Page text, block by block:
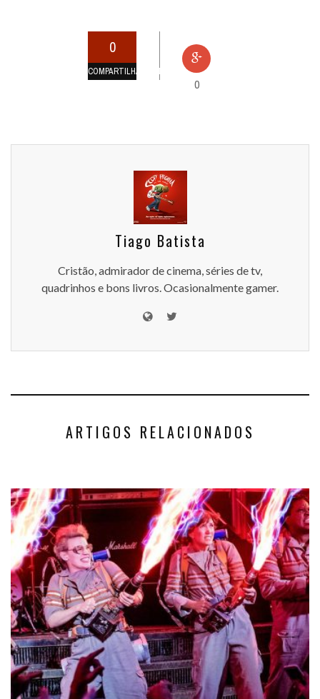
0
COMPARTILHAMENTOS
0
Tiago Batista
Cristão, admirador de cinema, séries de tv,
quadrinhos e bons livros. Ocasionalmente gamer.
ARTIGOS RELACIONADOS